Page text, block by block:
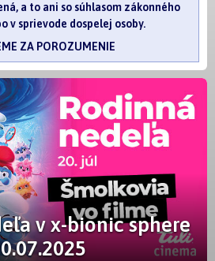
a to ani so súhlasom zákonného
v sprievode dospelej osoby.
ZA POROZUMENIE
v x-bionic sphere